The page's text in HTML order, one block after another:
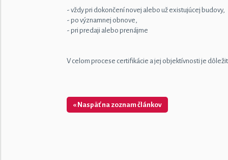
- vždy pri dokončení novej alebo už existujúcej budovy,
- po významnej obnove,
- pri predaji alebo prenájme
V celom procese certifikácie a jej objektívnosti je
« Naspäť na zoznam článkov